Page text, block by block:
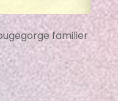
familier